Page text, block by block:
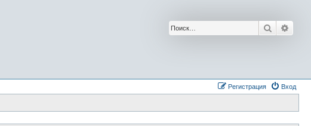
Поиск
Вход
Регистрация